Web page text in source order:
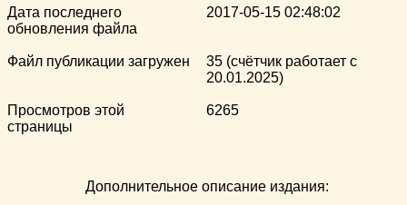
Дата последнего
обновления файла
2017-05-15 02:48:02
Файл публикации загружен
35 (счётчик работает с
20.01.2025)
Просмотров этой
страницы
6265
Дополнительное описание издания: